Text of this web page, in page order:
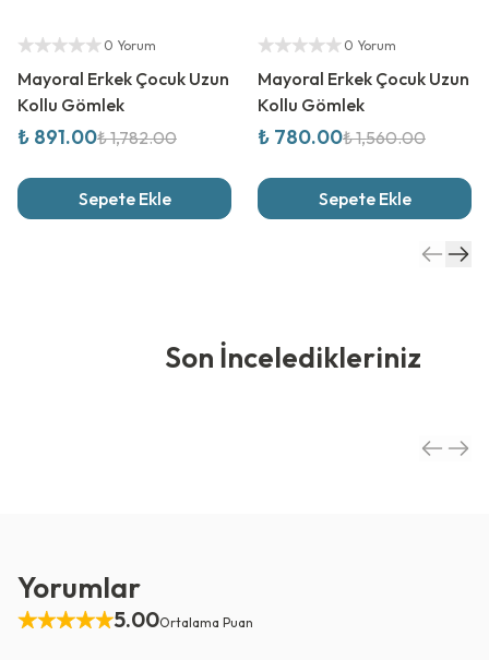
Yetkili Satıcı
0 Yorum
Mayoral Erkek Çocuk Uzun
Kollu Gömlek
₺ 891.00₺ 1,782.00
Sepete Ekle
Yetkili Satıcı
0 Yorum
Mayoral Erkek Çocuk Uzun
Kollu Gömlek
₺ 780.00₺ 1,560.00
Sepete Ekle
Son İnceledikleriniz
Yorumlar
5.00Ortalama Puan